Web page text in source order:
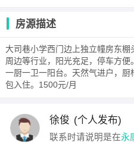
房源描述
大司巷小学西门边上独立幢房东
周边等行业，阳光充足，停车方
一厨一卫一阳台。天然气进户，
包入住。1500元/月
徐俊 (个人发布)
联系时请说明是在永